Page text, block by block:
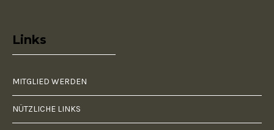
Links
MITGLIED WERDEN
NÜTZLICHE LINKS